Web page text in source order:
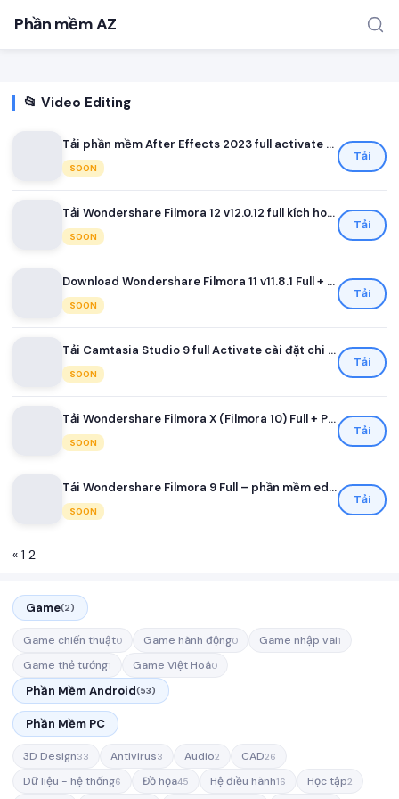
TÌM KIẾM PHỔ BIẾN
MOD APK
Phần mềm AZ
📂 Video Editing
Tải phần mềm After Effects 2023 full activate v23.3.0.53
SOON
Tải
Tải Wondershare Filmora 12 v12.0.12 full kích hoạt
SOON
Tải
Download Wondershare Filmora 11 v11.8.1 Full + cài đặt
SOON
Tải
Tải Camtasia Studio 9 full Activate cài đặt chi tiết
SOON
Tải
Tải Wondershare Filmora X (Filmora 10) Full + Portable
SOON
Tải
Tải Wondershare Filmora 9 Full – phần mềm edit video
SOON
Tải
« 1 2
Game(2)
Game chiến thuật0 Game hành động0 Game nhập vai1
Game thẻ tướng1 Game Việt Hoá0
Phần Mềm Android(53)
Phần Mềm PC
3D Design33 Antivirus3 Audio2 CAD26
Dữ liệu - hệ thống6 Đồ họa45 Hệ điều hành16 Học tập2